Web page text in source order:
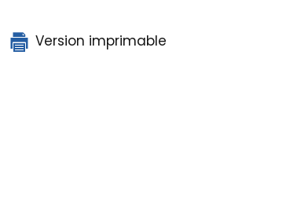
Version imprimable